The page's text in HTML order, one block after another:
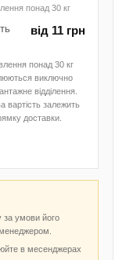
понад 30 кг
від 11 грн
понад 30 кг
виключно
відділення.
вартість залежить
доставки.
за умови його
в месенджерах